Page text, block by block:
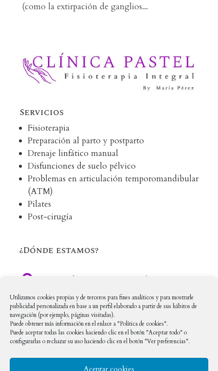
Utilizamos cookies propias y de terceros para fines analíticos y para mostrarle
publicidad personalizada en base a un perfil elaborado a partir de sus hábitos de
navegación (por ejemplo, páginas visitadas).
Puede obtener más información en el enlace a "Política de cookies".
Puede aceptar todas las cookies haciendo clic en el botón "Aceptar todo" o
configurarlas o rechazar su uso haciendo clic en el botón "Ver preferencias".
Aceptar cookies
(como la extirpación de ganglios...
Servicios
Fisioterapia
Preparación al parto y postparto
Drenaje linfático manual
Disfunciones de suelo pélvico
Problemas en articulación temporomandibular
(ATM)
Pilates
Post-cirugía
¿Dónde estamos?

C/ Méndez Nuñez, 12, Local 16
28669 Boadilla del Monte, Madrid
En Redes Sociales
 clinicapastelboadilla